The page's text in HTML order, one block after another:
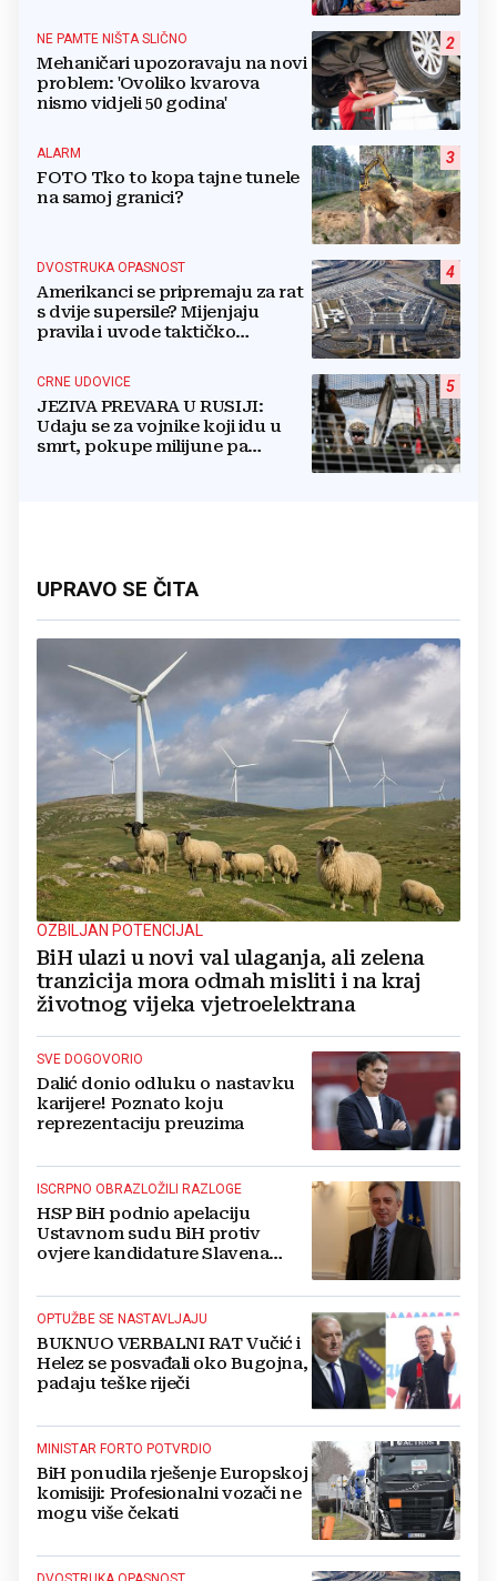
2
NE PAMTE NIŠTA SLIČNO
Mehaničari upozoravaju na novi
problem: 'Ovoliko kvarova
nismo vidjeli 50 godina'
3
ALARM
FOTO Tko to kopa tajne tunele
na samoj granici?
4
DVOSTRUKA OPASNOST
Amerikanci se pripremaju za rat
s dvije supersile? Mijenjaju
pravila i uvode taktičko
5
CRNE UDOVICE
JEZIVA PREVARA U RUSIJI:
Udaju se za vojnike koji idu u
smrt, pokupe milijune pa
UPRAVO SE ČITA
OZBILJAN POTENCIJAL
BiH ulazi u novi val ulaganja, ali zelena
tranzicija mora odmah misliti i na kraj
životnog vijeka vjetroelektrana
SVE DOGOVORIO
Dalić donio odluku o nastavku
karijere! Poznato koju
reprezentaciju preuzima
ISCRPNO OBRAZLOŽILI RAZLOGE
HSP BiH podnio apelaciju
Ustavnom sudu BiH protiv
ovjere kandidature Slavena
OPTUŽBE SE NASTAVLJAJU
BUKNUO VERBALNI RAT Vučić i
Helez se posvađali oko Bugojna,
padaju teške riječi
MINISTAR FORTO POTVRDIO
BiH ponudila rješenje Europskoj
komisiji: Profesionalni vozači ne
mogu više čekati